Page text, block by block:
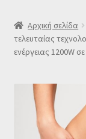
SLIDER
Subscription
Δελτίο νέων
Επιβεβαίωση
Αρχική σελίδα
τελευταίας
ενέργειας 1200W